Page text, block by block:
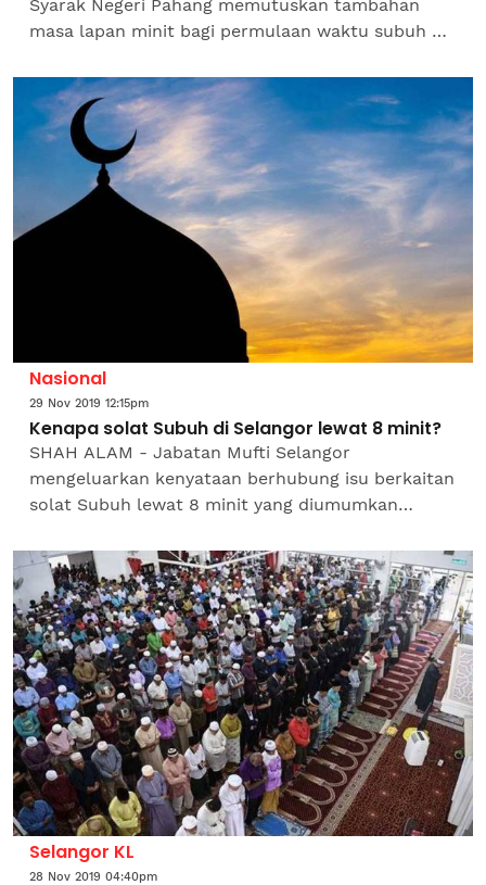
Syarak Negeri Pahang memutuskan tambahan
masa lapan minit bagi permulaan waktu subuh di
(Jaip), Datuk Syed Ahmad...
Nasional
29 Nov 2019 12:15pm
Kenapa solat Subuh di Selangor lewat 8 minit?
SHAH ALAM - Jabatan Mufti Selangor
mengeluarkan kenyataan berhubung isu berkaitan
solat Subuh lewat 8 minit yang diumumkan
dikeluarkan oleh Jabatan Mufti...
Selangor KL
28 Nov 2019 04:40pm